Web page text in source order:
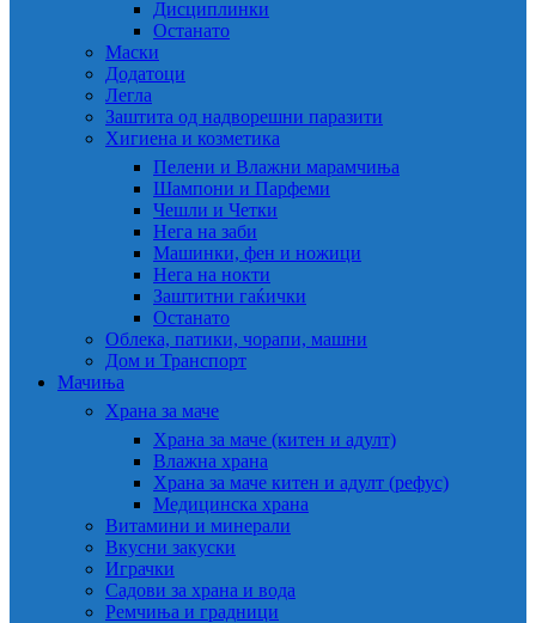
Дисциплинки
Останато
Маски
Додатоци
Легла
Заштита од надворешни паразити
Хигиена и козметика
Пелени и Влажни марамчиња
Шампони и Парфеми
Чешли и Четки
Нега на заби
Машинки, фен и ножици
Нега на нокти
Заштитни гаќички
Останато
Облека, патики, чорапи, машни
Дом и Транспорт
Мачиња
Храна за маче
Храна за маче (китен и адулт)
Влажна храна
Храна за маче китен и адулт (рефус)
Медицинска храна
Витамини и минерали
Вкусни закуски
Играчки
Садови за храна и вода
Ремчиња и градници